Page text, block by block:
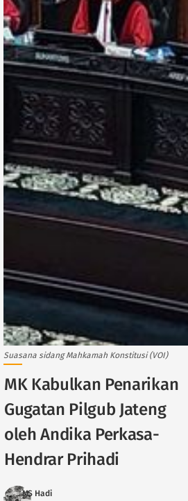
Suasana sidang Mahkamah Konstitusi (VOI)
MK Kabulkan Penarikan
Gugatan Pilgub Jateng
oleh Andika Perkasa-
Hendrar Prihadi
MS Hadi